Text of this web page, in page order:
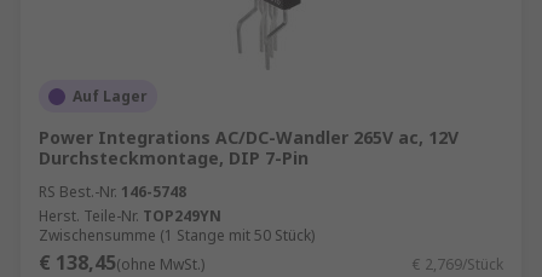
Auf Lager
Power Integrations AC/DC-Wandler 265V ac, 12V
Durchsteckmontage, DIP 7-Pin
RS Best.-Nr. 146-5748
Herst. Teile-Nr. TOP249YN
Zwischensumme (1 Stange mit 50 Stück)
€ 138,45(ohne MwSt.) € 2,769/Stück